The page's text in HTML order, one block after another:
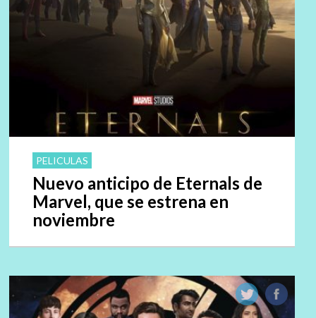
PELICULAS
Nuevo anticipo de Eternals de
Marvel, que se estrena en
noviembre